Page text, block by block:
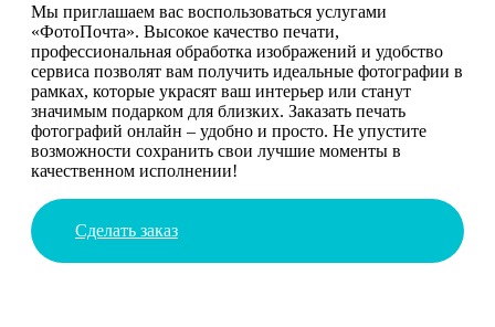
Мы приглашаем вас воспользоваться услугами
«ФотоПочта». Высокое качество печати,
профессиональная обработка изображений и удобство
сервиса позволят вам получить идеальные фотографии в
рамках, которые украсят ваш интерьер или станут
значимым подарком для близких. Заказать печать
фотографий онлайн – удобно и просто. Не упустите
возможности сохранить свои лучшие моменты в
качественном исполнении!
Сделать заказ